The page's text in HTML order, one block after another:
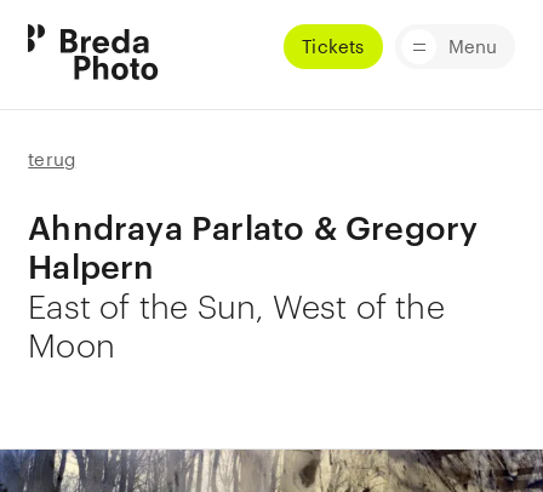
Tickets Menu
terug
Ahndraya Parlato & Gregory
Halpern
East of the Sun, West of the
Moon